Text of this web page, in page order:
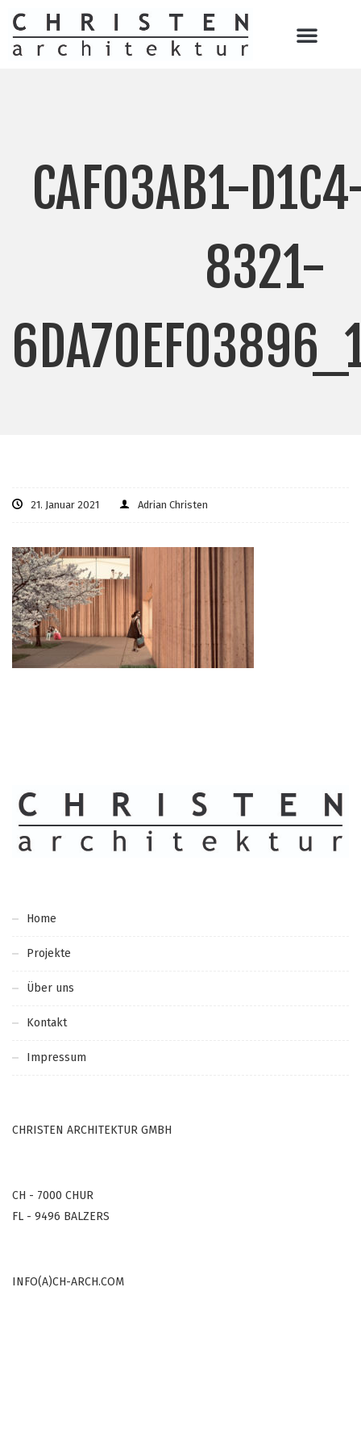
CAF03AB1-
8321-
21. Januar 2021 Adrian Christen
Home
Projekte
Über uns
Kontakt
Impressum
CHRISTEN ARCHITEKTUR GMBH
CH - 7000 CHUR
FL - 9496 BALZERS
INFO(A)CH-ARCH.COM